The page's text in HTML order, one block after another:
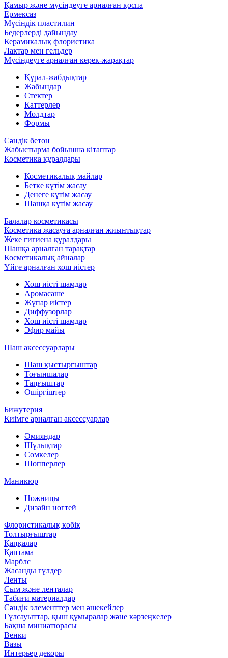
Қамыр және мүсіндеуге арналған қоспа
Ермексаз
Мүсіндік пластилин
Бедерлерді дайындау
Керамикалық флористика
Лактар мен гельдер
Мүсіндеуге арналған керек-жарақтар
Құрал-жабдықтар
Жабындар
Стектер
Каттерлер
Молдтар
Формы
Сәндік бетон
Жабыстырма бойынша кітаптар
Косметика құралдары
Косметикалық майлар
Бетке күтім жасау
Денеге күтім жасау
Шашқа күтім жасау
Балалар косметикасы
Косметика жасауға арналған жиынтықтар
Жеке гигиена құралдары
Шашқа арналған тарақтар
Косметикалық айналар
Үйге арналған хош иістер
Хош иісті шамдар
Аромасаше
Жұпар иістер
Диффузорлар
Хош иісті шамдар
Эфир майы
Шаш аксессуарлары
Шаш қыстырғыштар
Тоғыншалар
Таңғыштар
Өшіргіштер
Бижутерия
Киімге арналған аксессуарлар
Әмияндар
Шұлықтар
Сөмкелер
Шопперлер
Маникюр
Ножницы
Дизайн ногтей
Флористикалық көбік
Толтырғыштар
Қаңқалар
Қаптама
Марблс
Жасанды гүлдер
Ленты
Сым және ленталар
Табиғи материалдар
Сәндік элементтер мен әшекейлер
Гүлсауыттар, қыш құмыралар және кәрзеңкелер
Бақша миниатюрасы
Венки
Вазы
Интерьер декоры